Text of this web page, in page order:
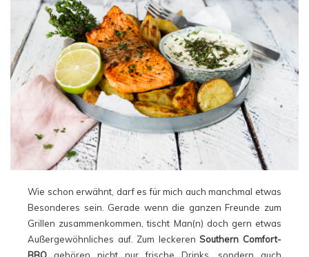
Wie schon erwähnt, darf es für mich auch manchmal etwas
Besonderes sein. Gerade wenn die ganzen Freunde zum
Grillen zusammenkommen, tischt Man(n) doch gern etwas
Außergewöhnliches auf. Zum leckerenSouthern Comfort-